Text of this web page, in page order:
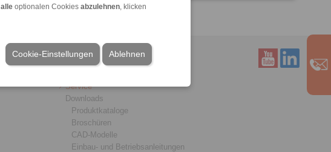
alle optionalen Cookies abzulehnen , klicken
Ablehnen
Cookie-Einstellungen
Service
Downloads
Produktkataloge
Broschüren
CAD-Modelle
Einbau- und Betriebsanleitungen